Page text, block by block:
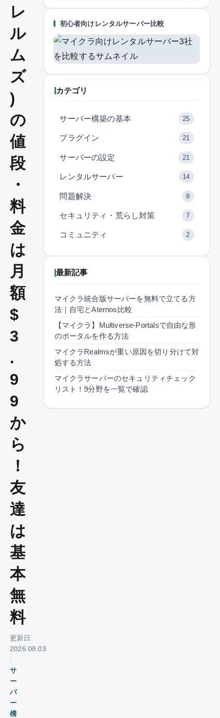
レ
ル
ム
ズ
)
の
値
段
・
料
金
は
月
額
$
3
.
9
9
か
ら
！
友
達
は
基
本
無
料
更新日:
2026.08.03
サ
ー
バ
ー
構
初心者向けレンタルサーバー比較
カテゴリ
サーバー構築の基本 25
プラグイン 21
サーバーの設定 21
レンタルサーバー 14
問題解決 8
セキュリティ・荒らし対策 7
コミュニティ 2
最新記事
マイクラ統合版サーバーを無料で立てる方
法｜自宅とAternos比較
【マイクラ】Multiverse-Portalsで自由な形
のポータルを作る方法
マイクラRealmsが重い原因を切り分けて対
処する方法
マイクラサーバーのセキュリティチェック
リスト！9分野を一覧で確認